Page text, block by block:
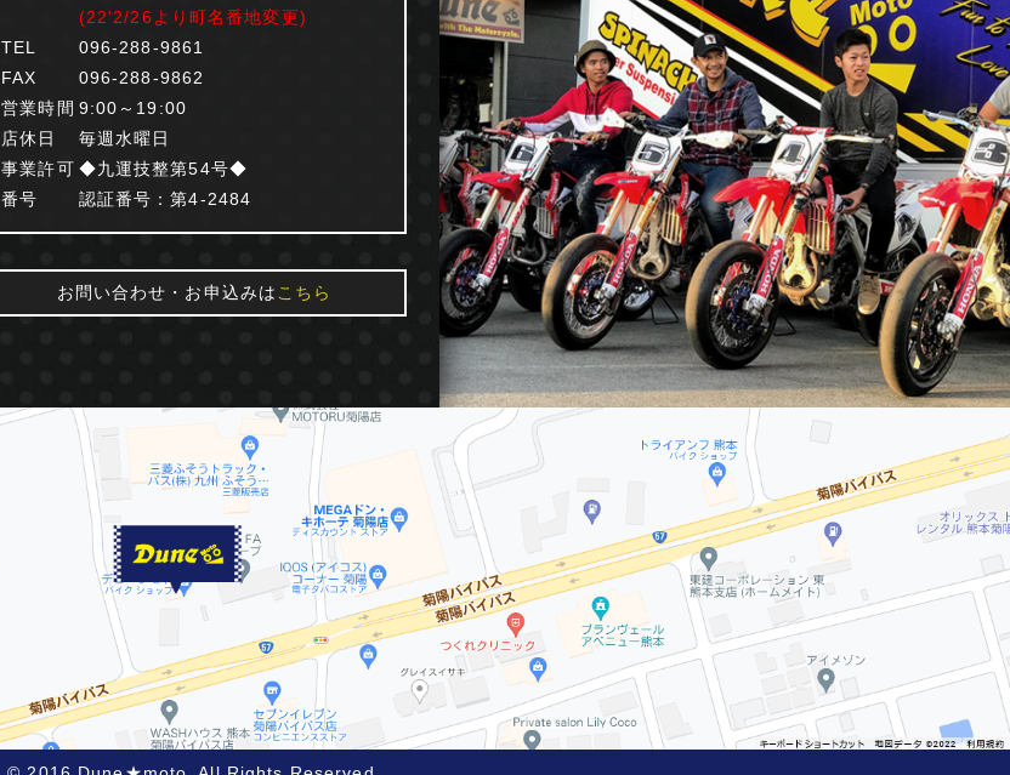
(22'2/26より町名番地変更)
TEL
096-288-9861
FAX
096-288-9862
営業時間 9:00～19:00
店休日
毎週水曜日
事業許可
番号
◆九運技整第54号◆
認証番号：第4-2484
お問い合わせ・お申込みは こちら